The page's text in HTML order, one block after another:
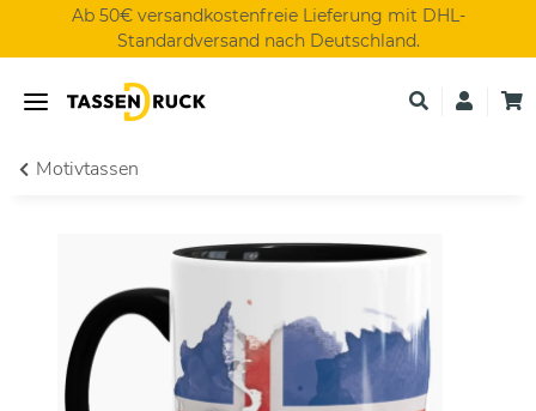
Ab 50€ versandkostenfreie Lieferung mit DHL-
Standardversand nach Deutschland.
Motivtassen